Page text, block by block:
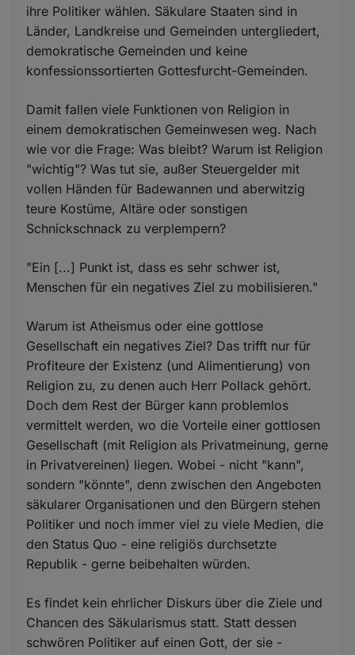
ihre Politiker wählen. Säkulare Staaten sind in
Länder, Landkreise und Gemeinden untergliedert,
demokratische Gemeinden und keine
konfessionssortierten Gottesfurcht-Gemeinden.
Damit fallen viele Funktionen von Religion in
einem demokratischen Gemeinwesen weg. Nach
wie vor die Frage: Was bleibt? Warum ist Religion
"wichtig"? Was tut sie, außer Steuergelder mit
vollen Händen für Badewannen und aberwitzig
teure Kostüme, Altäre oder sonstigen
Schnickschnack zu verplempern?
"Ein [...] Punkt ist, dass es sehr schwer ist,
Menschen für ein negatives Ziel zu mobilisieren."
Warum ist Atheismus oder eine gottlose
Gesellschaft ein negatives Ziel? Das trifft nur für
Profiteure der Existenz (und Alimentierung) von
Religion zu, zu denen auch Herr Pollack gehört.
Doch dem Rest der Bürger kann problemlos
vermittelt werden, wo die Vorteile einer gottlosen
Gesellschaft (mit Religion als Privatmeinung, gerne
in Privatvereinen) liegen. Wobei - nicht "kann",
sondern "könnte", denn zwischen den Angeboten
säkularer Organisationen und den Bürgern stehen
Politiker und noch immer viel zu viele Medien, die
den Status Quo - eine religiös durchsetzte
Republik - gerne beibehalten würden.
Es findet kein ehrlicher Diskurs über die Ziele und
Chancen des Säkularismus statt. Statt dessen
schwören Politiker auf einen Gott, der sie -